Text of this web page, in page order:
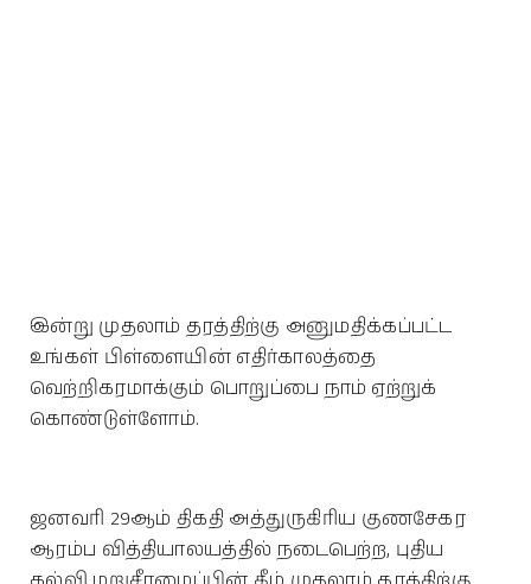
இன்று முதலாம் தரத்திற்கு அனுமதிக்கப்பட்ட
உங்கள் பிள்ளையின் எதிர்காலத்தை
வெற்றிகரமாக்கும் பொறுப்பை நாம் ஏற்றுக்
கொண்டுள்ளோம்.
ஜனவரி 29ஆம் திகதி அத்துருகிரிய குணசேகர
ஆரம்ப வித்தியாலயத்தில் நடைபெற்ற, புதிய